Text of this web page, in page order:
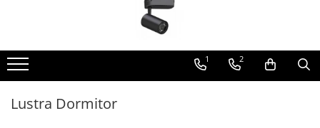
Lustra led Infinit
Lustra led - Camera copiilor
Proiector led liniar
Proiector led solar
ghirlande luminoase
Aplica led
10 hexagoane led honeycomb
11 hexagoane led honeycomb
14 Hexagoane LED Honeycomb
16 hexagoane led honeycomb
1 2
Lustra Dormitor